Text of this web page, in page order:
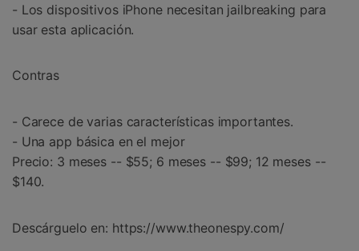
- Los dispositivos iPhone necesitan jailbreaking para
usar esta aplicación.
Contras
- Carece de varias características importantes.
- Una app básica en el mejor
Precio: 3 meses -- $55; 6 meses -- $99; 12 meses --
$140.
Descárguelo en: https://www.theonespy.com/